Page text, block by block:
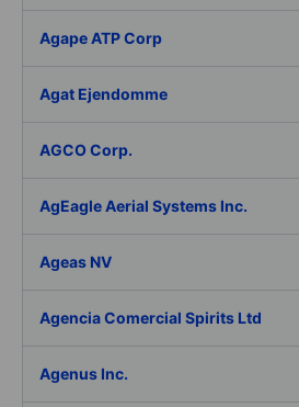
Agape ATP Corp
Agat Ejendomme
AGCO Corp.
AgEagle Aerial Systems Inc.
Ageas NV
Agencia Comercial Spirits Ltd
Agenus Inc.